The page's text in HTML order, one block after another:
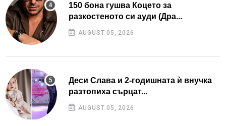
150 бона гушва Коцето за
разкостеното си ауди (Дра...
AUGUST 05, 2026
Деси Слава и 2-годишната ѝ внучка
разтопиха сърцат...
AUGUST 05, 2026